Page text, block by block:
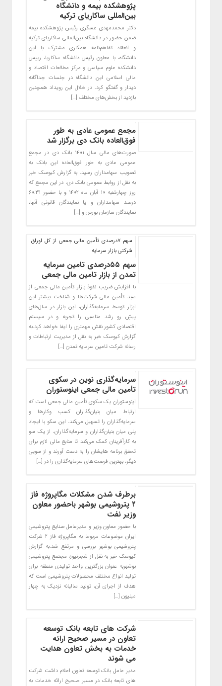
پژوهشکده بیمه و دانشگاه
بین‌المللی ساکاریای ترکیه
دکتر محمدمهدی عسگری رئیس پژوهشکده بیمه
ضمن حضور در دانشگاه بین‌المللی ساکاریای ترکیه
و انعقاد تفاهم‌نامه همکاری مشترک با این
دانشگاه، با معاون رئیس دانشگاه ساکاریا، رییس
دانشکده علوم سیاسی و مرکز مطالعات اقتصاد و
مالی اسلامی این دانشگاه در جلسات جداگانه
دیدار و گفتگو کرد. در خلال این رویداد همچنین
بازدید از بخش‌های مختلف […]
مجمع عمومی عادی به طور
فوق‌العاده بانک دی برگزار شد
صورت‌های مالی سال ۱۴۰۱ بانک دی در مجمع
عمومی عادی به طور فوق‌العاده این بانک به
تصویب سهامداران رسید. به گزارش کیوسک خبر
به نقل از روابط عمومی بانک دی، در این مجمع که
روز چهارشنبه ۱۰ آبان ماه ۱۴۰۲ و با حضور ۶۰.۳۱
درصد سهامداران و یا نمایندگان قانونی آنها،
نمایندگان سازمان بورس و […]
سهم ۷درصدی تأمین مالی جمعی از کل اوراق
شرکتی بازار سرمایه
سهم ۵۵درصدی تامین سرمایه
تمدن از بازار تامین مالی جمعی
با افزایش ضریب نفوذ بازار تأمین مالی جمعی از
سبد تأمین مالی شرکت‌ها و شناخت بیشتر این
ابزار توسط سرمایه‌گذاران، این بازار در سال‌های
پیشِ رو رشد مناسبی را تجربه و در سیستم
اقتصادی کشور نقش مهمتری را ایفا خواهد کرد.به
گزارش کیوسک خبر به نقل از مدیریت ارتباطات و
رسانه شرکت تامین سرمایه تمدن […]
سرمایه‌گذاری نوین در سکوی
تأمین مالی جمعی اینوستوران
اینوستوران یک سکوی تأمین مالی جمعی است که
ارتباط میان بنیان‌گذاران کسب ‌وکارها و
سرمایه‌گذاران را تسهیل می‌کند. این سکو با ایجاد
پلی میان بنیان‌گذاران و سرمایه‌گذاران، از یک سو
به کارآفرینان کمک می‌کند تا منابع مالی لازم برای
تحقق برنامه هایشان را به دست آورند و از سویی
دیگر، بهترین فرصت‌های سرمایه‌گذاری را در […]
برطرف شدن مشکلات مگاپروژه فاز
۲ پتروشیمی بوشهر باحضور معاون
وزیر نفت
با حضور معاون وزیر و مدیرعامل صنایع پتروشیمی
ایران موضوعات مربوط به مگاپروژه فاز ۲ شرکت
پتروشیمی بوشهر بررسی و مرتفع شد.به گزارش
کیوسک خبر به نقل از شجرنیوز، مجتمع پتروشیمی
بوشهربه عنوان بزرگترین واحد تولیدی منطقه برای
تولید انواع مختلف محصولات پتروشیمی است که
هدف از اجرای آن، تولید سالیانه نزدیک به چهار
میلیون […]
شرکت های تابعه بانک توسعه
تعاون در مسیر صحیح ارائه
خدمات به بخش تعاون هدایت
می شوند
مدیر عامل بانک توسعه تعاون اعلام داشت شرکت
های تابعه بانک در مسیر صحیح ارائه خدمات به